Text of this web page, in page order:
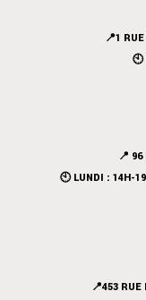
📍1
🕙
📍 96
🕙 LUNDI : 14H-
📍453 RUE